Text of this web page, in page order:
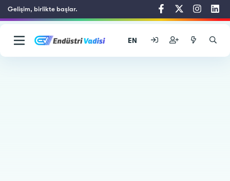
Gelişim, birlikte başlar.
EN